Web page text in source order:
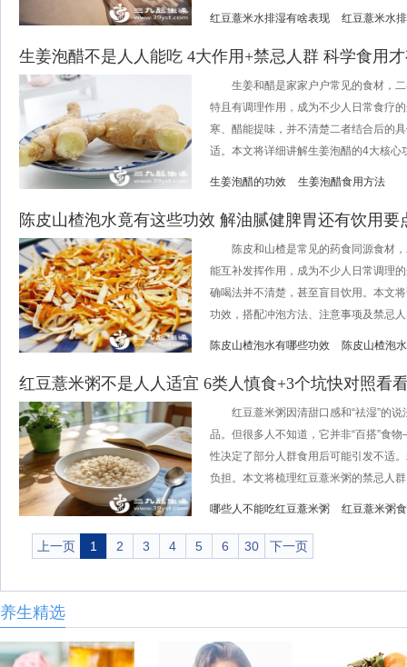
红豆薏米水排湿有啥表现 红豆薏米水
生姜泡醋不是人人能吃 4大作用+禁忌人群 科学食用
生姜和醋是家家户户常见的食材，二
特且有调理作用，成为不少人日常食疗
寒、醋能提味，并不清楚二者结合后的
适。本文将详细讲解生姜泡醋的4大核心
生姜泡醋的功效 生姜泡醋食用方法
陈皮山楂泡水竟有这些功效 解油腻健脾胃还有饮用要
陈皮和山楂是常见的药食同源食材，
能互补发挥作用，成为不少人日常调理
确喝法并不清楚，甚至盲目饮用。本文
功效，搭配冲泡方法、注意事项及禁忌
陈皮山楂泡水有哪些功效 陈皮山楂泡
红豆薏米粥不是人人适宜 6类人慎食+3个坑快对照看
红豆薏米粥因清甜口感和“祛湿”的说
品。但很多人不知道，它并非“百搭”食
性决定了部分人群食用后可能引发不适
负担。本文将梳理红豆薏米粥的禁忌人
哪些人不能吃红豆薏米粥 红豆薏米粥
上一页 1 2 3 4 5 6 30 下一页
养生精选